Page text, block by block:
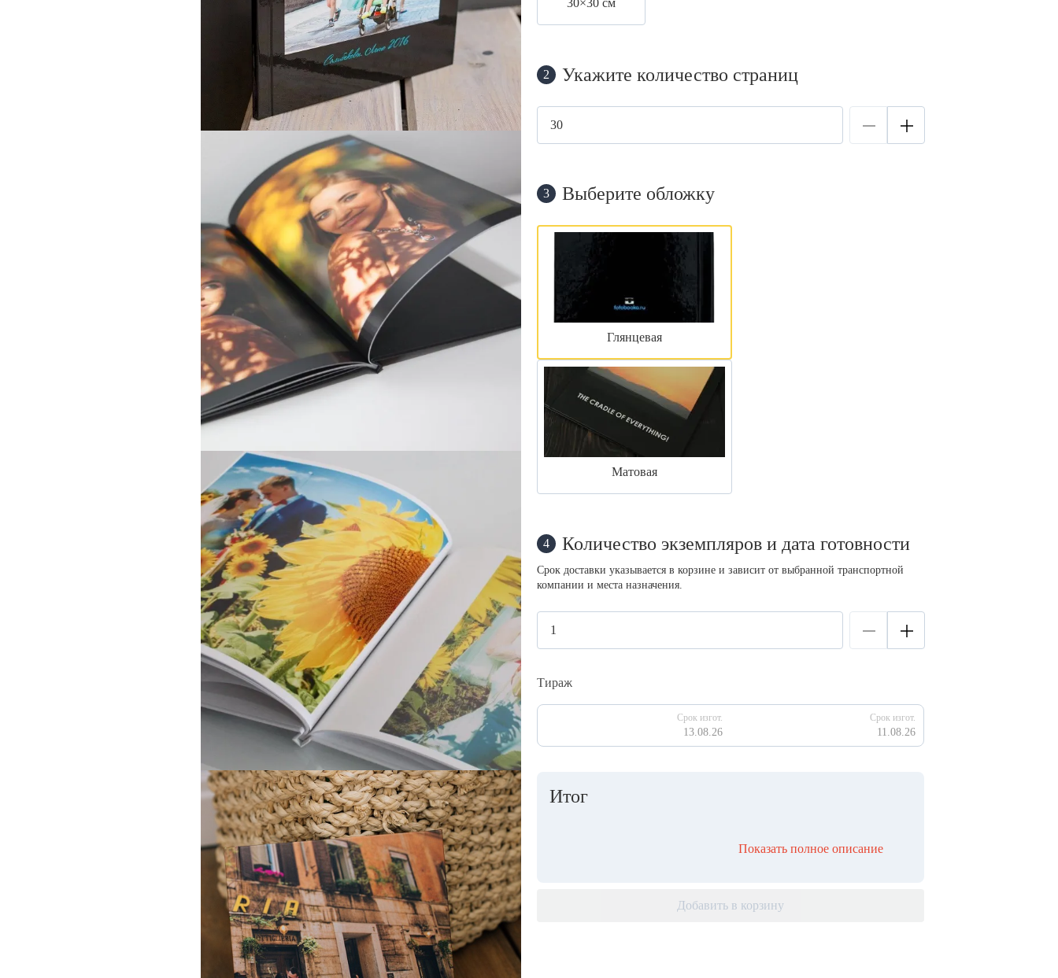
2 Укажите количество страниц
3 Выберите обложку
Глянцевая
Матовая
4 Количество экземпляров и дата готовности
Срок доставки указывается в корзине и зависит от выбранной транспортной
компании и места назначения.
Тираж
Срок изгот.
13.08.26
Срок изгот.
11.08.26
Итог
Показать полное описание
Добавить в корзину